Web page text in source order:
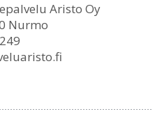
Aristo Oy
Nurmo